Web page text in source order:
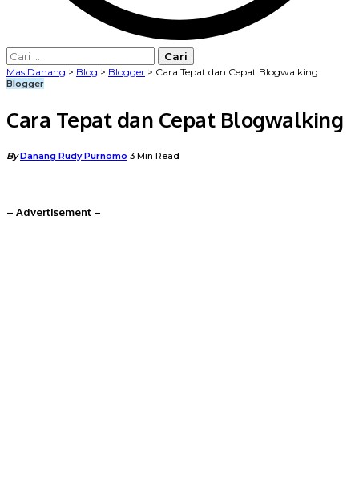
Cari
untuk:
Mas Danang > Blog > Blogger > Cara Tepat dan Cepat Blogwalking
Blogger
Cara Tepat dan Cepat Blogwalking
Posted
ByDanang Rudy Purnomo 3 Min Read
– Advertisement –